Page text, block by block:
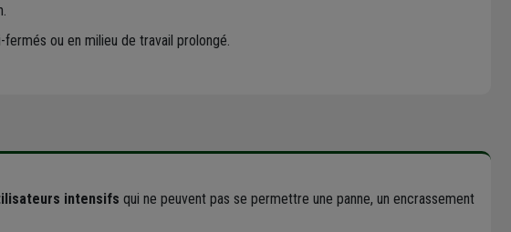
ou en milieu de travail prolongé.
intensifs qui ne peuvent pas se permettre une panne, un encrassement